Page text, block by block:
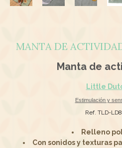
MANTA DE
Manta de
Little
Estimulación y
Ref. TLD-
Relleno
Con sonidos y texturas